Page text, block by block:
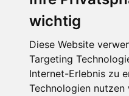
wichtig
Diese Website
Targeting
Internet-Erlebnis zu
Technologien nutzen
KIN